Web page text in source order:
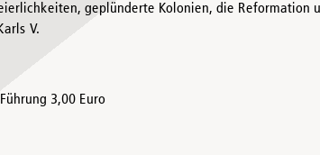
geplünderte Kolonien, die
V.
3,00 Euro